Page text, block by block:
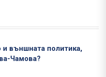
външната политика,
Чамова?